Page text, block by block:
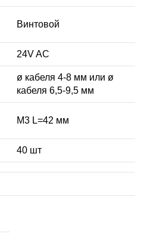
Винтовой
24V AC
ø кабеля 4-8 мм или ø
кабеля 6,5-9,5 мм
М3 L=42 мм
40 шт